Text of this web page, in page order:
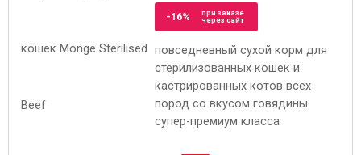
-16%
при заказе
через сайт
повседневный сухой корм для
стерилизованных кошек и
кастрированных котов всех
пород со вкусом говядины
супер-премиум класса